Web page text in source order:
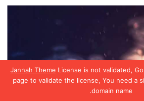
Jannah Theme License is not validated,
page to validate the license, You need a
domain name.